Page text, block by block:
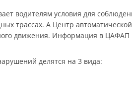
водителям условия для
трассах. А Центр
движения. Информация в ЦАФАП
делятся на 3 вида: